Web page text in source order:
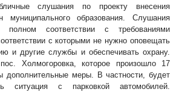
слушания по проекту внесения
муниципального образования. Слушания
полном соответствии с требованиями
с которыми не нужно оповещать
и другие службы и обеспечивать охрану.
Холмогоровка, которое произошло 17
дополнительные меры. В частности, будет
ситуация с парковкой автомобилей.